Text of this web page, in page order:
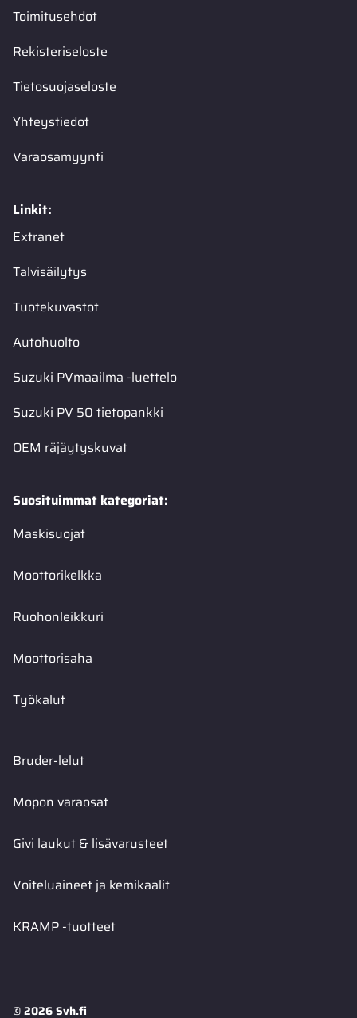
Toimitusehdot
Rekisteriseloste
Tietosuojaseloste
Yhteystiedot
Varaosamyynti
Linkit:
Extranet
Talvisäilytys
Tuotekuvastot
Autohuolto
Suzuki PVmaailma -luettelo
Suzuki PV 50 tietopankki
OEM räjäytyskuvat
Suosituimmat kategoriat:
Maskisuojat
Moottorikelkka
Ruohonleikkuri
Moottorisaha
Työkalut
Bruder-lelut
Mopon varaosat
Givi laukut & lisävarusteet
Voiteluaineet ja kemikaalit
KRAMP -tuotteet
© 2026 Svh.fi